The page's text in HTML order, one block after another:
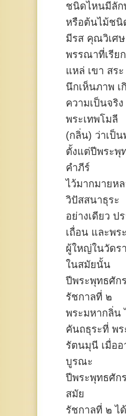
ชนิดไหนมีลัก
หรือต้นไม้ชนิ
มีรส คุณวิเศ
พรรณาที่เรีย
แหล่ เขา สร
นึกเห็นภาพ เ
ความเป็นจริ
พระเทพโมลี
(กลิ่น) ว่าเป็
ตั้งแต่ปีพระพุ
คำภีร์
ไว้มากมายห
วิปัสสนาธุระ
อย่างเดียว ป
เถื่อน และพร
ผู้ใหญ่ในวัดร
ในสมัยนั้น
ปีพระพุทธศัก
รัชกาลที่ ๒
พระมหากลิ่น
คันถธุระที่ พร
รัตนมุนี เมื่อ
บูรณะ
ปีพระพุทธศัก
สมัย
รัชกาลที่ ๒ ไ